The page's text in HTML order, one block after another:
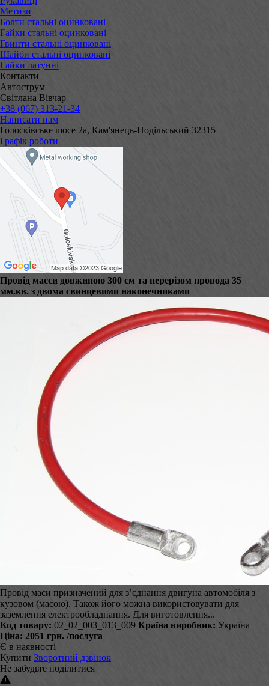
Метизи
Болти стальні оцинковані
Гайки стальні оцинковані
Гвинти стальні оцинковані
Шайби стальні оцинковані
Гайки латунні
Контакти
Автострум
Світлана Вівчар
+38 (067) 313-21-34
Написати нам
Голосківське шосе 2а, Кам'янець-Подільський 32315
Графік роботи
Провід масси довжиною 300 см та перерізом провода 35
мм.кв. з двома свинцевими наконечниками
Провід маси призначений для з’єднання двигуна автомобіля з
кузовом (масою). Також його можна використовувати для
заземлення електрообладнання. Для виготовлення...
Код товару: 02_02_003_013_009 Країна виробник: Україна
Ціна: 2051 грн. /послуга
Є в наявності
Купити Зворотний дзвінок
Не забудьте поділитися